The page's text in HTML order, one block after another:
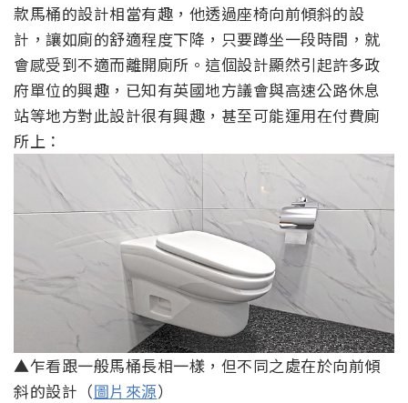
款馬桶的設計相當有趣，他透過座椅向前傾斜的設
計，讓如廁的舒適程度下降，只要蹲坐一段時間，就
會感受到不適而離開廁所。這個設計顯然引起許多政
府單位的興趣，已知有英國地方議會與高速公路休息
站等地方對此設計很有興趣，甚至可能運用在付費廁
所上：
▲乍看跟一般馬桶長相一樣，但不同之處在於向前傾
斜的設計（圖片來源）